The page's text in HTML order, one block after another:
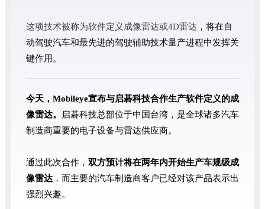
这项技术被称为软件定义成像雷达或4D雷达 ，将在自
动驾驶汽车和最先进的驾驶辅助技术量产进程中发挥关
键作用。
今天，Mobileye宣布与启碁科技合作生产软件定义的成
像雷达。
启碁科技总部位于中国台湾，是全球诸多汽车
制造商重要的电子设备与雷达供应商。
通过此次合作， 双方预计将在两年内开始生产车规级成
像雷达 ，而主要的汽车制造商客户已经对该产品表示出
强烈兴趣。